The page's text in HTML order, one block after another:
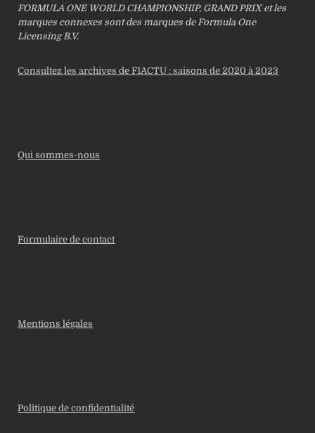
FORMULA ONE WORLD CHAMPIONSHIP, GRAND PRIX et les
marques connexes sont des marques de Formula One
Licensing B.V.
Consultez les archives de F1ACTU : saisons de 2020 à 2023
Qui sommes-nous
Formulaire de contact
Mentions légales
Politique de confidentialité